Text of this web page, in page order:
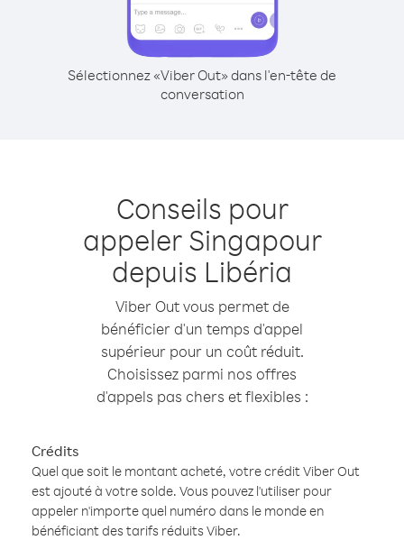
Sélectionnez «Viber Out» dans l'en-tête de
conversation
Conseils pour
appeler Singapour
depuis Libéria
Viber Out vous permet de
bénéficier d'un temps d'appel
supérieur pour un coût réduit.
Choisissez parmi nos offres
d'appels pas chers et flexibles :
Crédits
Quel que soit le montant acheté, votre crédit Viber Out
est ajouté à votre solde. Vous pouvez l'utiliser pour
appeler n'importe quel numéro dans le monde en
bénéficiant des tarifs réduits Viber.